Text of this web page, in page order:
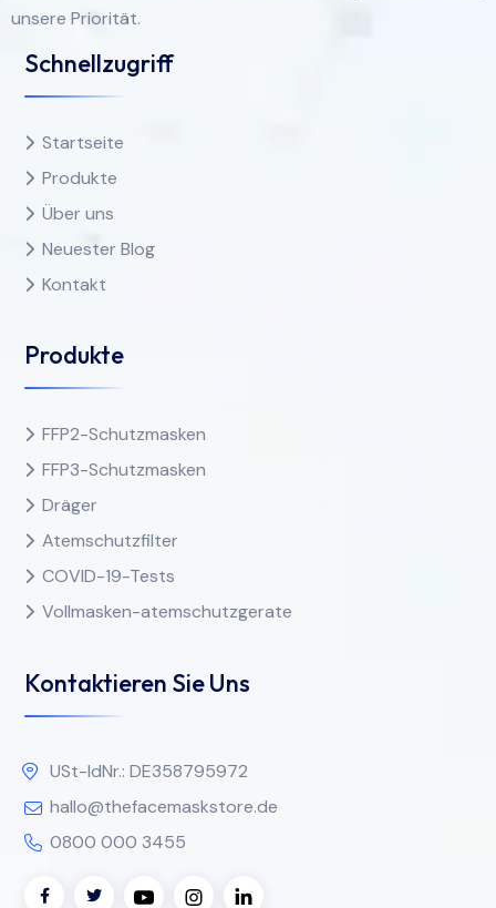
unsere Priorität.
Schnellzugriff
Startseite
Produkte
Über uns
Neuester Blog
Kontakt
Produkte
FFP2-Schutzmasken
FFP3-Schutzmasken
Dräger
Atemschutzfilter
COVID-19-Tests
Vollmasken-atemschutzgerate
Kontaktieren Sie Uns
USt-IdNr.: DE358795972
hallo@thefacemaskstore.de
0800 000 3455